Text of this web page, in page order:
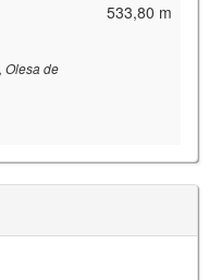
Olesa de
533,80 m